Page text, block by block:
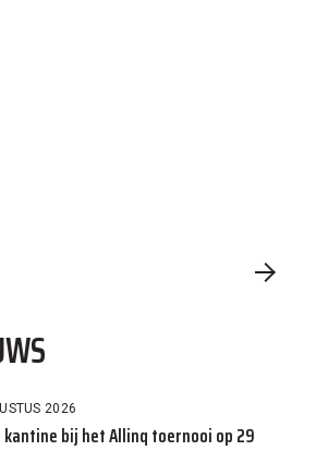
2026
kantine bij het Allinq toernooi op 29